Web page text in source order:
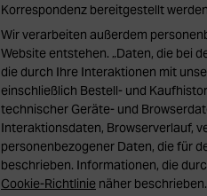
Korrespondenz bereitgestellt
Wir verarbeiten außerdem
Website entstehen. „Daten, die bei
die durch Ihre Interaktionen mit
einschließlich Bestell- und
technischer Geräte- und
Interaktionsdaten, Browserverlauf,
personenbezogener Daten, die für
beschrieben. Informationen, die
Cookie-Richtlinie näher beschrieben.